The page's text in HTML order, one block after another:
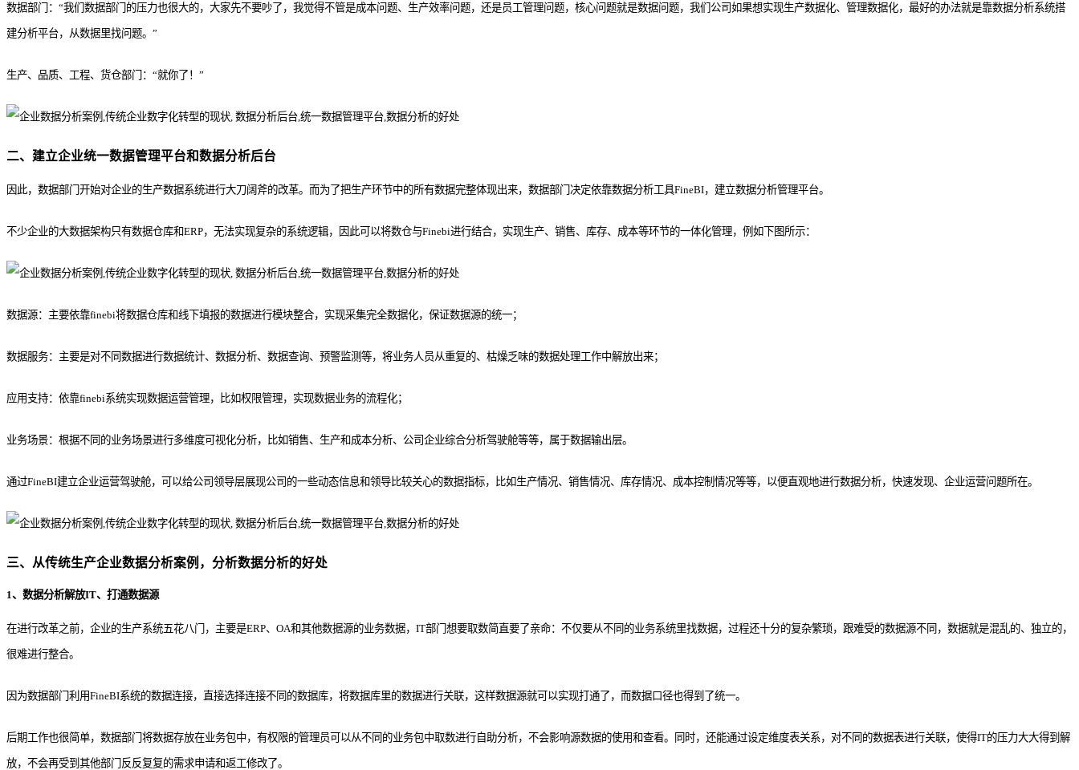
数据部门：“我们数据部门的压力也很大的，大家先不要吵了，我觉得不管是成本问题、生产效率问题，还是员工管理问题，核心问题就是数据问题，我们公司如果想实现生产数据化、管理数据化，最好的办法就是靠数据分析系统搭
建分析平台，从数据里找问题。”
生产、品质、工程、货仓部门：“就你了！”
二、建立企业统一数据管理平台和数据分析后台
因此，数据部门开始对企业的生产数据系统进行大刀阔斧的改革。而为了把生产环节中的所有数据完整体现出来，数据部门决定依靠数据分析工具FineBI，建立数据分析管理平台。
不少企业的大数据架构只有数据仓库和ERP，无法实现复杂的系统逻辑，因此可以将数仓与Finebi进行结合，实现生产、销售、库存、成本等环节的一体化管理，例如下图所示：
数据源：主要依靠finebi将数据仓库和线下填报的数据进行模块整合，实现采集完全数据化，保证数据源的统一；
数据服务：主要是对不同数据进行数据统计、数据分析、数据查询、预警监测等，将业务人员从重复的、枯燥乏味的数据处理工作中解放出来；
应用支持：依靠finebi系统实现数据运营管理，比如权限管理，实现数据业务的流程化；
业务场景：根据不同的业务场景进行多维度可视化分析，比如销售、生产和成本分析、公司企业综合分析驾驶舱等等，属于数据输出层。
通过FineBI建立企业运营驾驶舱，可以给公司领导层展现公司的一些动态信息和领导比较关心的数据指标，比如生产情况、销售情况、库存情况、成本控制情况等等，以便直观地进行数据分析，快速发现、企业运营问题所在。
三、从传统生产企业数据分析案例，分析数据分析的好处
1、数据分析解放IT、打通数据源
在进行改革之前，企业的生产系统五花八门，主要是ERP、OA和其他数据源的业务数据，IT部门想要取数简直要了亲命：不仅要从不同的业务系统里找数据，过程还十分的复杂繁琐，跟难受的数据源不同，数据就是混乱的、独立的，
很难进行整合。
因为数据部门利用FineBI系统的数据连接，直接选择连接不同的数据库，将数据库里的数据进行关联，这样数据源就可以实现打通了，而数据口径也得到了统一。
后期工作也很简单，数据部门将数据存放在业务包中，有权限的管理员可以从不同的业务包中取数进行自助分析，不会影响源数据的使用和查看。同时，还能通过设定维度表关系，对不同的数据表进行关联，使得IT的压力大大得到解
放，不会再受到其他部门反反复复的需求申请和返工修改了。